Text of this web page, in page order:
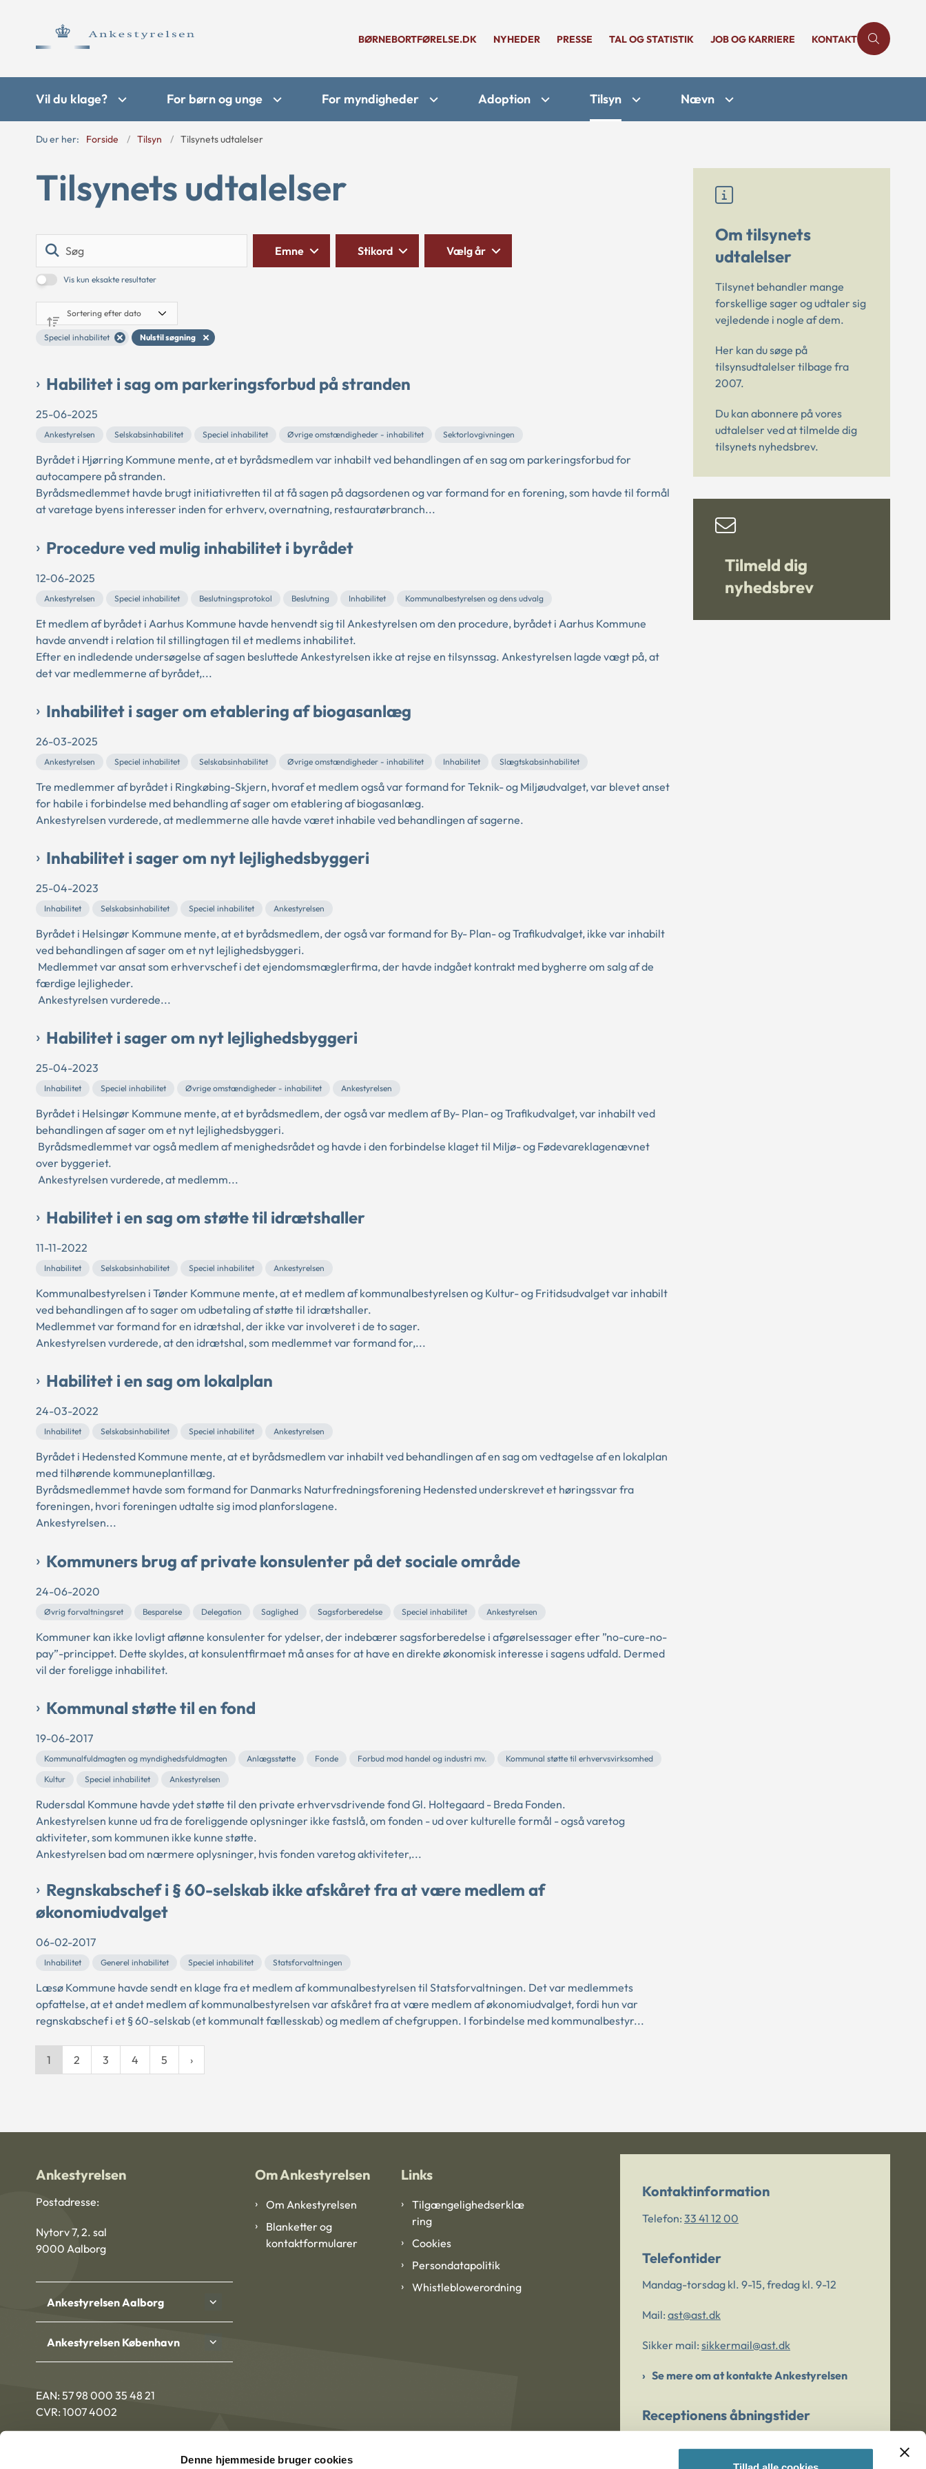
Denne hjemmeside bruger cookies
BØRNEBORTFØRELSE.DK NYHEDER PRESSE TAL OG STATISTIK JOB OG KARRIERE KONTAKT
Vil du klage? For børn og unge For myndigheder Adoption Tilsyn Nævn
Du er her: Forside Tilsyn Tilsynets udtalelser
Tilsynets udtalelser
Vis kun eksakte resultater
Emne Stikord Vælg år
Speciel inhabilitet Nulstil søgning
Habilitet i sag om parkeringsforbud på stranden
25-06-2025
Ankestyrelsen Selskabsinhabilitet Speciel inhabilitet Øvrige omstændigheder - inhabilitet Sektorlovgivningen
Byrådet i Hjørring Kommune mente, at et byrådsmedlem var inhabilt ved behandlingen af en sag om parkeringsforbud for
autocampere på stranden.
Byrådsmedlemmet havde brugt initiativretten til at få sagen på dagsordenen og var formand for en forening, som havde til formål
at varetage byens interesser inden for erhverv, overnatning, restauratørbranch...
Procedure ved mulig inhabilitet i byrådet
12-06-2025
Ankestyrelsen Speciel inhabilitet Beslutningsprotokol Beslutning Inhabilitet Kommunalbestyrelsen og dens udvalg
Et medlem af byrådet i Aarhus Kommune havde henvendt sig til Ankestyrelsen om den procedure, byrådet i Aarhus Kommune
havde anvendt i relation til stillingtagen til et medlems inhabilitet.
Efter en indledende undersøgelse af sagen besluttede Ankestyrelsen ikke at rejse en tilsynssag. Ankestyrelsen lagde vægt på, at
det var medlemmerne af byrådet,...
Inhabilitet i sager om etablering af biogasanlæg
26-03-2025
Ankestyrelsen Speciel inhabilitet Selskabsinhabilitet Øvrige omstændigheder - inhabilitet Inhabilitet Slægtskabsinhabilitet
Tre medlemmer af byrådet i Ringkøbing-Skjern, hvoraf et medlem også var formand for Teknik- og Miljøudvalget, var blevet anset
for habile i forbindelse med behandling af sager om etablering af biogasanlæg.
Ankestyrelsen vurderede, at medlemmerne alle havde været inhabile ved behandlingen af sagerne.
Inhabilitet i sager om nyt lejlighedsbyggeri
25-04-2023
Inhabilitet Selskabsinhabilitet Speciel inhabilitet Ankestyrelsen
Byrådet i Helsingør Kommune mente, at et byrådsmedlem, der også var formand for By- Plan- og Trafikudvalget, ikke var inhabilt
ved behandlingen af sager om et nyt lejlighedsbyggeri.
Medlemmet var ansat som erhvervschef i det ejendomsmæglerfirma, der havde indgået kontrakt med bygherre om salg af de
færdige lejligheder.
Ankestyrelsen vurderede...
Habilitet i sager om nyt lejlighedsbyggeri
25-04-2023
Inhabilitet Speciel inhabilitet Øvrige omstændigheder - inhabilitet Ankestyrelsen
Byrådet i Helsingør Kommune mente, at et byrådsmedlem, der også var medlem af By- Plan- og Trafikudvalget, var inhabilt ved
behandlingen af sager om et nyt lejlighedsbyggeri.
Byrådsmedlemmet var også medlem af menighedsrådet og havde i den forbindelse klaget til Miljø- og Fødevareklagenævnet
over byggeriet.
Ankestyrelsen vurderede, at medlemm...
Habilitet i en sag om støtte til idrætshaller
11-11-2022
Inhabilitet Selskabsinhabilitet Speciel inhabilitet Ankestyrelsen
Kommunalbestyrelsen i Tønder Kommune mente, at et medlem af kommunalbestyrelsen og Kultur- og Fritidsudvalget var inhabilt
ved behandlingen af to sager om udbetaling af støtte til idrætshaller.
Medlemmet var formand for en idrætshal, der ikke var involveret i de to sager.
Ankestyrelsen vurderede, at den idrætshal, som medlemmet var formand for,...
Habilitet i en sag om lokalplan
24-03-2022
Inhabilitet Selskabsinhabilitet Speciel inhabilitet Ankestyrelsen
Byrådet i Hedensted Kommune mente, at et byrådsmedlem var inhabilt ved behandlingen af en sag om vedtagelse af en lokalplan
med tilhørende kommuneplantillæg.
Byrådsmedlemmet havde som formand for Danmarks Naturfredningsforening Hedensted underskrevet et høringssvar fra
foreningen, hvori foreningen udtalte sig imod planforslagene.
Ankestyrelsen...
Kommuners brug af private konsulenter på det sociale område
24-06-2020
Øvrig forvaltningsret Besparelse Delegation Saglighed Sagsforberedelse Speciel inhabilitet Ankestyrelsen
Kommuner kan ikke lovligt aflønne konsulenter for ydelser, der indebærer sagsforberedelse i afgørelsessager efter ”no-cure-no-
pay”-princippet. Dette skyldes, at konsulentfirmaet må anses for at have en direkte økonomisk interesse i sagens udfald. Dermed
vil der foreligge inhabilitet.
Kommunal støtte til en fond
19-06-2017
Kommunalfuldmagten og myndighedsfuldmagten Anlægsstøtte Fonde Forbud mod handel og industri mv.
Kommunal støtte til erhvervsvirksomhed
Kultur
Speciel inhabilitet Ankestyrelsen
Rudersdal Kommune havde ydet støtte til den private erhvervsdrivende fond Gl. Holtegaard - Breda Fonden.
Ankestyrelsen kunne ud fra de foreliggende oplysninger ikke fastslå, om fonden - ud over kulturelle formål - også varetog
aktiviteter, som kommunen ikke kunne støtte.
Ankestyrelsen bad om nærmere oplysninger, hvis fonden varetog aktiviteter,...
Regnskabschef i § 60-selskab ikke afskåret fra at være medlem af
økonomiudvalget
06-02-2017
Inhabilitet Generel inhabilitet Speciel inhabilitet Statsforvaltningen
Læsø Kommune havde sendt en klage fra et medlem af kommunalbestyrelsen til Statsforvaltningen. Det var medlemmets
opfattelse, at et andet medlem af kommunalbestyrelsen var afskåret fra at være medlem af økonomiudvalget, fordi hun var
regnskabschef i et § 60-selskab (et kommunalt fællesskab) og medlem af chefgruppen. I forbindelse med kommunalbestyr...
1 2 3 4 5
Om tilsynets
udtalelser
Tilsynet behandler mange
forskellige sager og udtaler sig
vejledende i nogle af dem.
Her kan du søge på
tilsynsudtalelser tilbage fra
2007.
Du kan abonnere på vores
udtalelser ved at tilmelde dig
tilsynets nyhedsbrev.
Tilmeld dig
nyhedsbrev
Ankestyrelsen
Postadresse:
Nytorv 7, 2. sal
9000 Aalborg
Ankestyrelsen Aalborg
Ankestyrelsen København
EAN: 57 98 000 35 48 21
CVR: 1007 4002
Om Ankestyrelsen
Om Ankestyrelsen
Blanketter og
kontaktformularer
Links
Tilgængelighedserklæ
ring
Cookies
Persondatapolitik
Whistleblowerordning
Kontaktinformation
Telefon: 33 41 12 00
Telefontider
Mandag-torsdag kl. 9-15, fredag kl. 9-12
Mail: ast@ast.dk
Sikker mail: sikkermail@ast.dk
Se mere om at kontakte Ankestyrelsen
Receptionens åbningstider